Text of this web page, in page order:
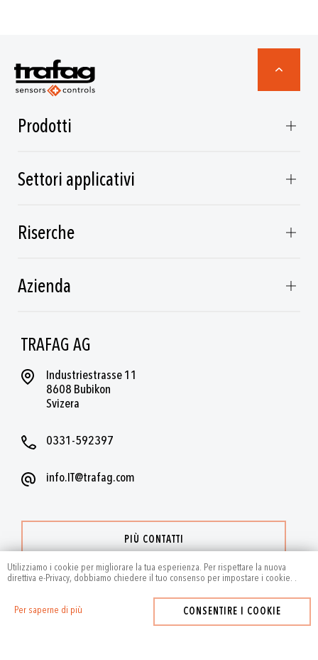
Utilizziamo i cookie per migliorare la tua esperienza. Per rispettare la nuova
direttiva e-Privacy, dobbiamo chiedere il tuo consenso per impostare i cookie.
Per saperne di più
.
CONSENTIRE I COOKIE
TRAFAG AG
Industriestrasse 11
8608 Bubikon
Svizera
0331-592397
info.IT@trafag.com
PIÙ CONTATTI
Prodotti
Settori applicativi
Riserche
Azienda